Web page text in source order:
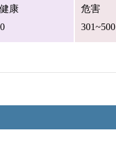
康
危害
301~500